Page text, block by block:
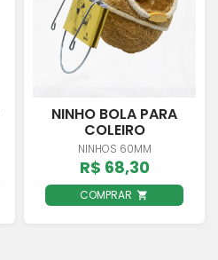
NINHO BOLA PARA
COLEIRO
NINHOS 60MM
R$ 68,30
COMPRAR